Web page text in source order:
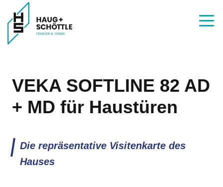
VEKA SOFTLINE 82 AD
+ MD für Haustüren
Die repräsentative Visitenkarte des
Hauses